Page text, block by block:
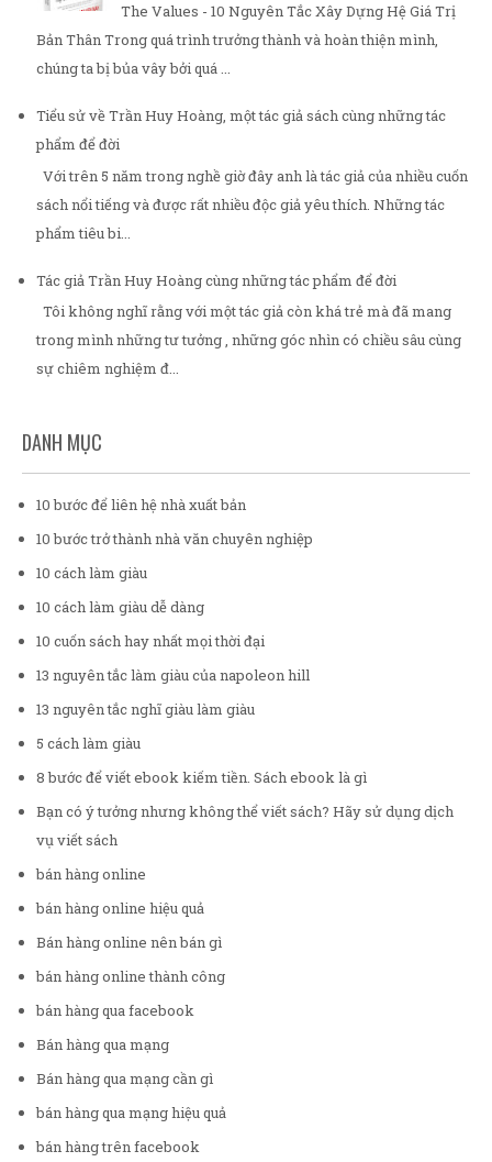
The Values - 10 Nguyên Tắc Xây Dựng Hệ Giá Trị
Bản Thân Trong quá trình trưởng thành và hoàn thiện mình,
chúng ta bị bủa vây bởi quá ...
Tiểu sử về Trần Huy Hoàng, một tác giả sách cùng những tác
phẩm để đời
Với trên 5 năm trong nghề giờ đây anh là tác giả của nhiều cuốn
sách nổi tiếng và được rất nhiều độc giả yêu thích. Những tác
phẩm tiêu bi...
Tác giả Trần Huy Hoàng cùng những tác phẩm để đời
Tôi không nghĩ rằng với một tác giả còn khá trẻ mà đã mang
trong mình những tư tưởng , những góc nhìn có chiều sâu cùng
sự chiêm nghiệm đ...
DANH MỤC
10 bước để liên hệ nhà xuất bản
10 bước trở thành nhà văn chuyên nghiệp
10 cách làm giàu
10 cách làm giàu dễ dàng
10 cuốn sách hay nhất mọi thời đại
13 nguyên tắc làm giàu của napoleon hill
13 nguyên tắc nghĩ giàu làm giàu
5 cách làm giàu
8 bước để viết ebook kiếm tiền. Sách ebook là gì
Bạn có ý tưởng nhưng không thể viết sách? Hãy sử dụng dịch
vụ viết sách
bán hàng online
bán hàng online hiệu quả
Bán hàng online nên bán gì
bán hàng online thành công
bán hàng qua facebook
Bán hàng qua mạng
Bán hàng qua mạng cần gì
bán hàng qua mạng hiệu quả
bán hàng trên facebook